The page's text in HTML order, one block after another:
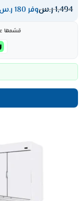
1,494ر.سوفر 180 ر.س
قسّمها